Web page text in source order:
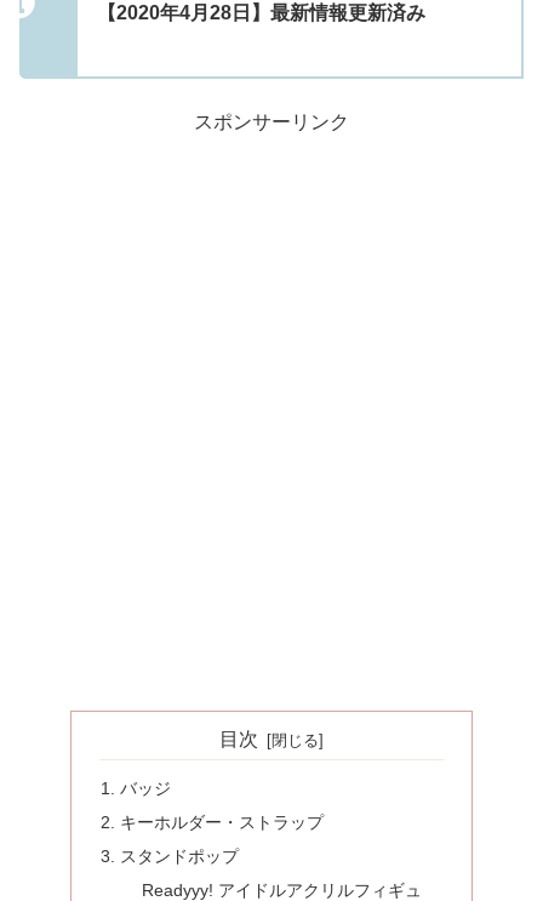
【2020年4月28日】最新情報更新済み
スポンサーリンク
目次
バッジ
キーホルダー・ストラップ
スタンドポップ
Readyyy! アイドルアクリルフィギュ